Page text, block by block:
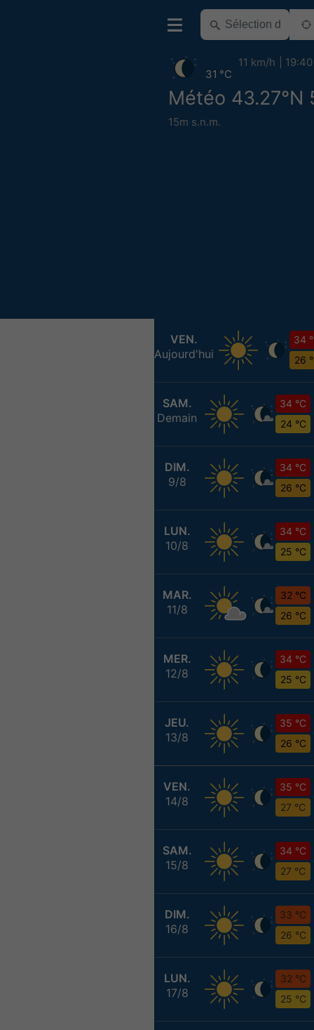
Météo 43.27°N
15m s.n.m.
31 °C
11 km/h 19:40
VEN.
Aujourd'hui
34
26
SAM.
Demain
34 °C
24 °C
DIM.
9/8
34 °C
26 °C
LUN.
10/8
34 °C
25 °C
MAR.
11/8
32 °C
26 °C
MER.
12/8
34 °C
25 °C
JEU.
13/8
35 °C
26 °C
VEN.
14/8
35 °C
27 °C
SAM.
15/8
34 °C
27 °C
DIM.
16/8
33 °C
26 °C
LUN.
17/8
32 °C
25 °C